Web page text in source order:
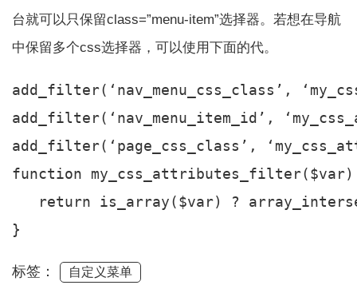
台就可以只保留class=”menu-item”选择器。若想在导航
中保留多个css选择器，可以使用下面的代。
add_filter(‘nav_menu_css_class’,
add_filter(‘nav_menu_item_id’,
add_filter(‘page_css_class’,
function
return is_array($var) ?
标签： 自定义菜单